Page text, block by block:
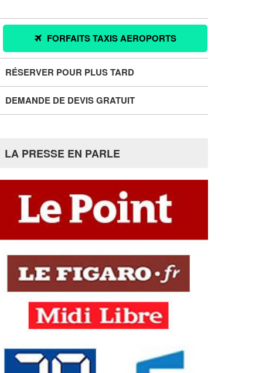
FORFAITS TAXIS AEROPORTS
RÉSERVER POUR PLUS TARD
DEMANDE DE DEVIS GRATUIT
LA PRESSE EN PARLE